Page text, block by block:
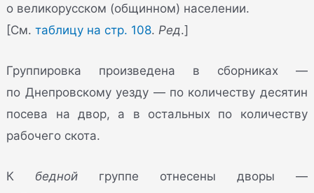
о великорусском (общинном) населении.
[См.таблицу на стр. 108. Ред.]
Группировка произведена в сборниках —
по Днепровскому уезду — по количеству десятин
посева на двор, а в остальных по количеству
рабочего скота.
К бедной группе отнесены дворы —